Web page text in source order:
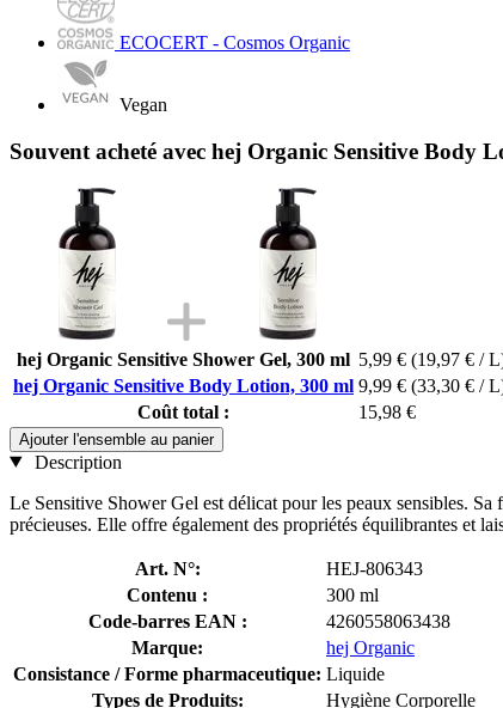
ECOCERT - Cosmos Organic
Vegan
Souvent acheté avec hej Organic Sensitive Body
hej Organic Sensitive Shower Gel, 300 ml 5,99 € (19,97 € /
hej Organic Sensitive Body Lotion, 300 ml 9,99 € (33,30 € /
Coût total :
15,98 €
Ajouter l'ensemble au panier
Description
Le Sensitive Shower Gel est délicat pour les peaux sensibles. Sa
précieuses. Elle offre également des propriétés équilibrantes et
Art. N°:
HEJ-806343
Contenu :
300 ml
Code-barres EAN :
4260558063438
Marque:
hej Organic
Consistance / Forme pharmaceutique: Liquide
Types de Produits:
Hygiène Corporelle